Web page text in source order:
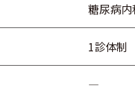
糖尿病
1診体制
―